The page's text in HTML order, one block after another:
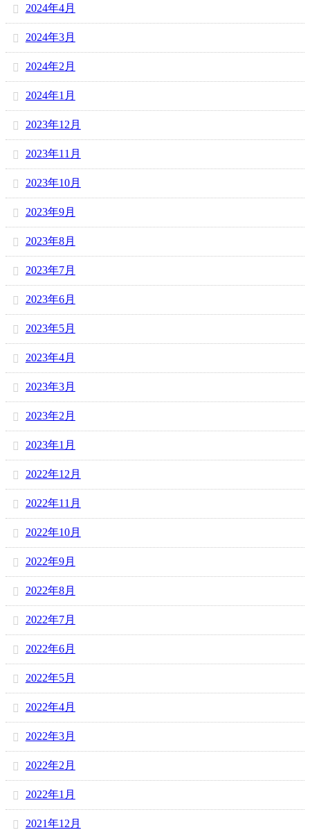
2024年4月
2024年3月
2024年2月
2024年1月
2023年12月
2023年11月
2023年10月
2023年9月
2023年8月
2023年7月
2023年6月
2023年5月
2023年4月
2023年3月
2023年2月
2023年1月
2022年12月
2022年11月
2022年10月
2022年9月
2022年8月
2022年7月
2022年6月
2022年5月
2022年4月
2022年3月
2022年2月
2022年1月
2021年12月